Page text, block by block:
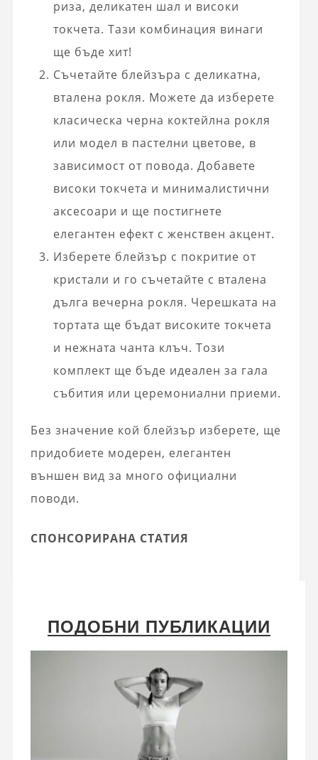
риза, деликатен шал и високи
токчета. Тази комбинация винаги
ще бъде хит!
Съчетайте блейзъра с деликатна,
вталена рокля. Можете да изберете
класическа черна коктейлна рокля
или модел в пастелни цветове, в
зависимост от повода. Добавете
високи токчета и минималистични
аксесоари и ще постигнете
елегантен ефект с женствен акцент.
Изберете блейзър с покритие от
кристали и го съчетайте с вталена
дълга вечерна рокля. Черешката на
тортата ще бъдат високите токчета
и нежната чанта клъч. Този
комплект ще бъде идеален за гала
събития или церемониални приеми.
Без значение кой блейзър изберете, ще
придобиете модерен, елегантен
външен вид за много официални
поводи.
СПОНСОРИРАНА СТАТИЯ
ПОДОБНИ ПУБЛИКАЦИИ